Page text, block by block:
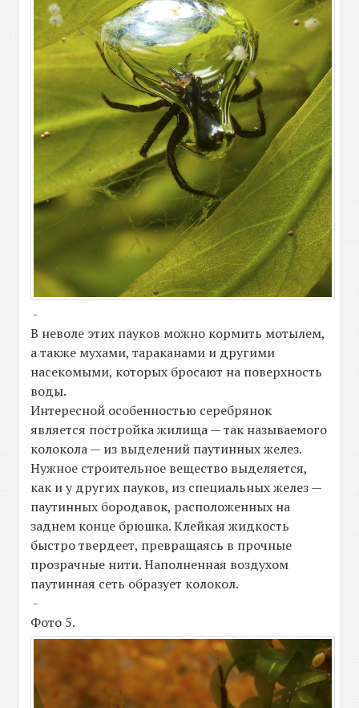
-
В неволе этих пауков можно кормить мотылем,
а также мухами, тараканами и другими
насекомыми, которых бросают на поверхность
воды.
Интересной особенностью серебрянок
является постройка жилища — так называемого
колокола — из выделений паутинных желез.
Нужное строительное вещество выделяется,
как и у других пауков, из специальных желез —
паутинных бородавок, расположенных на
заднем конце брюшка. Клейкая жидкость
быстро твердеет, превращаясь в прочные
прозрачные нити. Наполненная воздухом
паутинная сеть образует колокол.
-
Фото 5.